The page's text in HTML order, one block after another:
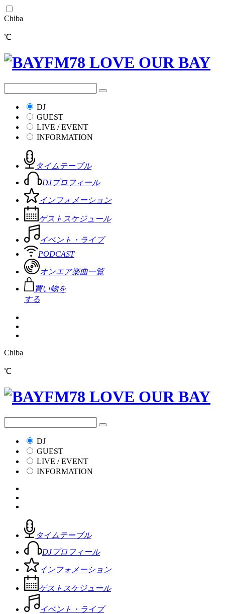
Chiba
℃
DJ
GUEST
LIVE / EVENT
INFORMATION
タイムテーブル
DJプロフィール
インフォメーション
ゲストスケジュール
イベント・ライブ
PODCAST
オンエア楽曲一覧
買い物を
する
Chiba
℃
DJ
GUEST
LIVE / EVENT
INFORMATION
タイムテーブル
DJプロフィール
インフォメーション
ゲストスケジュール
イベント・ライブ